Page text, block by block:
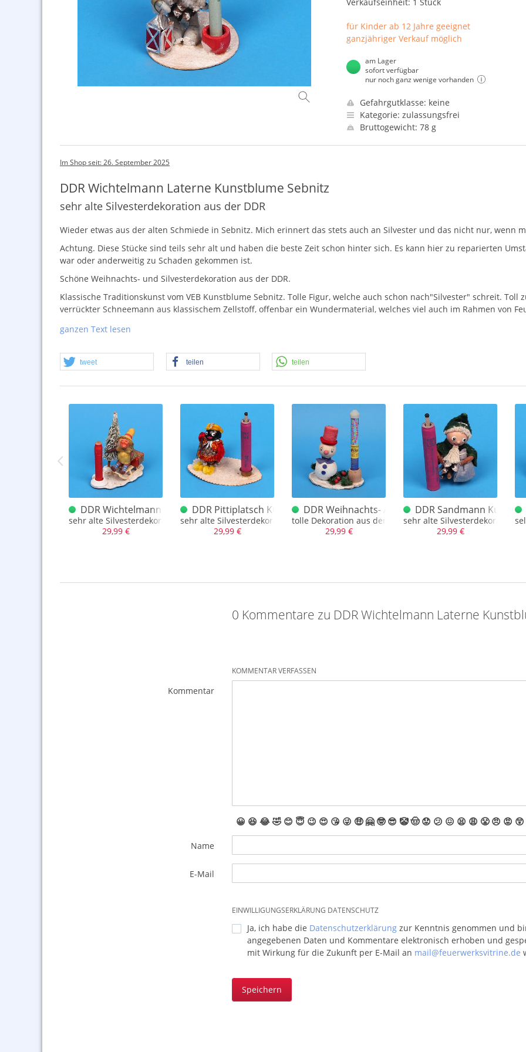
für Kinder ab 12 Jahre geeignet
ganzjähriger Verkauf möglich
am Lager
sofort verfügbar
nur noch ganz wenige vorhanden
Gefahrgutklasse: keine
Kategorie: zulassungsfrei
Bruttogewicht: 78 g
Im Shop seit: 26. September 2025
DDR Wichtelmann Laterne Kunstblume Sebnitz
sehr alte Silvesterdekoration aus der DDR
Wieder etwas aus der alten Schmiede in Sebnitz. Mich erinnert das stets auch an Silvester und das nicht nur, wenn
Achtung. Diese Stücke sind teils sehr alt und haben die beste Zeit schon hinter sich. Es kann hier zu reparierten
war oder anderweitig zu Schaden gekommen ist.
Schöne Weihnachts- und Silvesterdekoration aus der DDR.
Klassische Traditionskunst vom VEB Kunstblume Sebnitz. Tolle Figur, welche auch schon nach"Silvester" schreit. Toll
verrückter Schneemann aus klassischem Zellstoff, offenbar ein Wundermaterial, welches viel auch im Rahmen von
Geeignet als Silvesterdekoration aus der
Taktzahl zu erhöhen, Artikel gibt es genug. Mal schauen, wie lange wir das schaffen :)
ganzen Text lesen
tweet teilen teilen
Sternfackeln (sehr schön)DDR Wichtelmann Schlitten Kunstblume Sebnitz
sehr alte Silvesterdekoration aus der DDR
29,99 €
DDR Pittiplatsch Kunstblume Sebnitz
sehr alte Silvesterdekoration aus der DDR
29,99 €
DDR Weihnachts- / Silvesterdeko Sebnitz
tolle Dekoration aus der ehemaligen DDR - Sebnitz
29,99 €
DDR Sandmann
sehr alte Silvesterdekoration
29,99 €
0 Kommentare zu DDR Wichtelmann Laterne
KOMMENTAR VERFASSEN
Kommentar
😀 😆 😂🤣 😊 😇 😉 😍 😘 😜 🤑 🤗 🤓 😎 🤡🤠 😟 😕 😖 😫 😩 😤 😠 😡 😲
Name
E-Mail
EINWILLIGUNGSERKLÄRUNG DATENSCHUTZ
Ja, ich habe die Datenschutzerklärungzur Kenntnis genommen und
angegebenen Daten und Kommentare elektronisch erhoben und
mit Wirkung für die Zukunft per E-Mail an mail@feuerwerksvitrine.de
Speichern